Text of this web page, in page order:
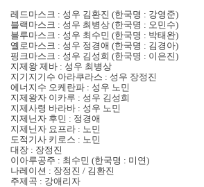
레드마스크 : 성우 김환진 (한국명 : 강영준)
블랙마스크 : 성우 최병상 (한국명 : 오민수)
블루마스크 : 성우 최수민 (한국명 : 박태완)
옐로마스크 : 성우 정경애 (한국명 : 김경아)
핑크마스크 : 성우 김성희 (한국명 : 이은진)
지제왕 제바 : 성우 최병상
지기지기수 아라쿠라스 : 성우 장정진
에너지수 오케란파 : 성우 노민
지제왕자 이카루 : 성우 김성희
지제사령 바라바 : 성우 노민
지제닌자 후민 : 정경애
지제닌자 요프라 : 노민
도적기사 키로스 : 노민
대장 : 장정진
이아루공주 : 최수민 (한국명 : 미연)
나레이션 : 장정진 / 김환진
주제곡 : 강애리자